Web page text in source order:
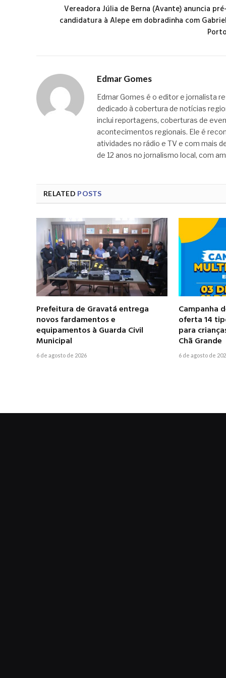
Vereadora Júlia de Berna (Avante) anuncia
candidatura à Alepe em dobradinha com
Edmar Gomes
Edmar Gomes é o editor e jornalista
dedicado à cobertura de notícias
inclui reportagens, coberturas de
acontecimentos regionais. Ele é
atividades no rádio e TV e com mais
de 12 anos no jornalismo local, com
RELATED POSTS
Prefeitura de Gravatá entrega
novos fardamentos e
equipamentos à Guarda Civil
Municipal
6 de agosto de 2026
Campanha
oferta 14
para
Chã Grande
6 de agosto de